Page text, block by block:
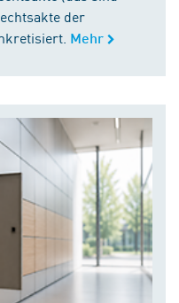
der
Mehr